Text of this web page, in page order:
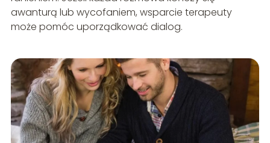
awanturą lub wycofaniem, wsparcie terapeuty
może pomóc uporządkować dialog.